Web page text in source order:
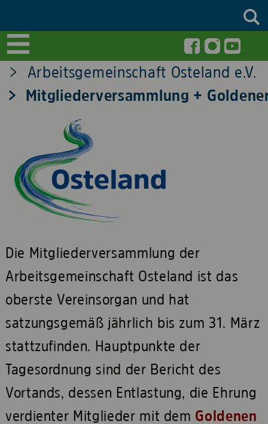
Arbeitsgemeinschaft Osteland e.V.
Mitgliederversammlung +
Die Mitgliederversammlung der
Arbeitsgemeinschaft Osteland ist das
oberste Vereinsorgan und hat
satzungsgemäß jährlich bis zum 31. März
stattzufinden. Hauptpunkte der
Tagesordnung sind der Bericht des
Vortands, dessen Entlastung, die Ehrung
verdienter Mitglieder mit dem Goldenen